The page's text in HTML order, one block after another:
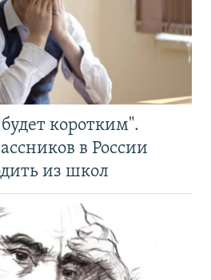
коротким".
в России
из школ